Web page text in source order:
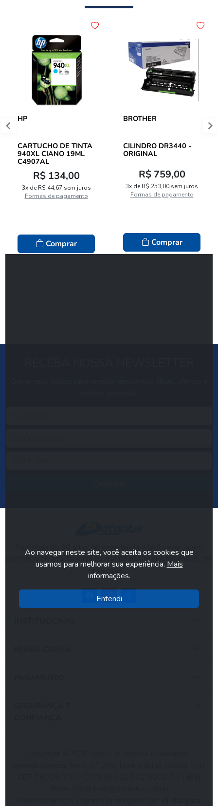
HP
CARTUCHO DE TINTA
940XL CIANO 19ML
C4907AL
R$ 134,00
3x de R$ 44,67 sem juros
Formas de pagamento
Comprar
BROTHER
CILINDRO DR3440 -
ORIGINAL
R$ 759,00
3x de R$ 253,00 sem juros
Formas de pagamento
Comprar
Com mais de 30 anos de experiência é fácil saber quem
participou de seu dia a dia no escritório, em sua faculdade, em
sua casa...
Ao navegar neste site, você aceita os cookies que
usamos para melhorar sua experiência. Mais
informações.
Entendi